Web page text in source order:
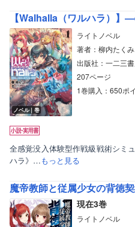
ノベル｜巻
ライトノベル
著者：柳内たく
出版社：一二三
207ページ
1巻購入：650ポ
全感覚没入体験型作戦級戦術シミ
ハラ》…もっと見る
魔帝教師と従属少女の背徳
現在3巻
ライトノベル